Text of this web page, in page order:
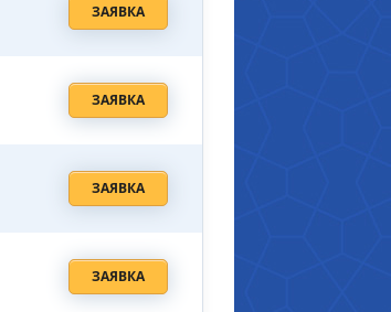
ЗАЯВКА
ЗАЯВКА
ЗАЯВКА
ЗАЯВКА